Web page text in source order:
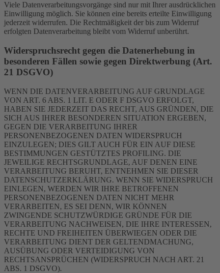
Viele Datenverarbeitungsvorgänge sind nur mit Ihrer ausdrücklichen
Einwilligung möglich. Sie können eine bereits erteilte Einwilligung
jederzeit widerrufen. Die Rechtmäßigkeit der bis zum Widerruf
erfolgten Datenverarbeitung bleibt vom Widerruf unberührt.
Widerspruchsrecht gegen die Datenerhebung in
besonderen Fällen sowie gegen Direktwerbung (Art.
21 DSGVO)
WENN DIE DATENVERARBEITUNG AUF GRUNDLAGE
VON ART. 6 ABS. 1 LIT. E ODER F DSGVO ERFOLGT,
HABEN SIE JEDERZEIT DAS RECHT, AUS GRÜNDEN, DIE
SICH AUS IHRER BESONDEREN SITUATION ERGEBEN,
GEGEN DIE VERARBEITUNG IHRER
PERSONENBEZOGENEN DATEN WIDERSPRUCH
EINZULEGEN; DIES GILT AUCH FÜR EIN AUF DIESE
BESTIMMUNGEN GESTÜTZTES PROFILING. DIE
JEWEILIGE RECHTSGRUNDLAGE, AUF DENEN EINE
VERARBEITUNG BERUHT, ENTNEHMEN SIE DIESER
DATENSCHUTZERKLÄRUNG. WENN SIE WIDERSPRUCH
EINLEGEN, WERDEN WIR IHRE BETROFFENEN
PERSONENBEZOGENEN DATEN NICHT MEHR
VERARBEITEN, ES SEI DENN, WIR KÖNNEN
ZWINGENDE SCHUTZWÜRDIGE GRÜNDE FÜR DIE
VERARBEITUNG NACHWEISEN, DIE IHRE INTERESSEN,
RECHTE UND FREIHEITEN ÜBERWIEGEN ODER DIE
VERARBEITUNG DIENT DER GELTENDMACHUNG,
AUSÜBUNG ODER VERTEIDIGUNG VON
RECHTSANSPRÜCHEN (WIDERSPRUCH NACH ART. 21
ABS. 1 DSGVO).